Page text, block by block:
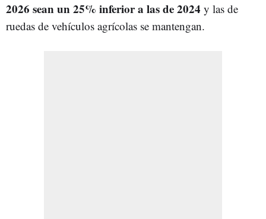
2026 sean un 25% inferior a las de 2024 y las de
ruedas de vehículos agrícolas se mantengan.